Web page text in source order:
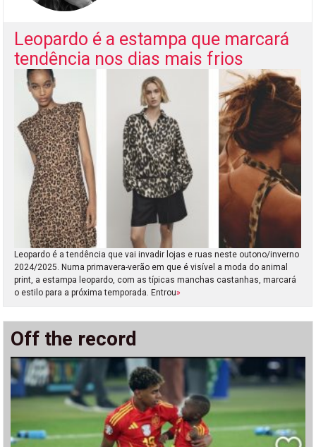
Leopardo é a estampa que marcará
tendência nos dias mais frios
Leopardo é a tendência que vai invadir lojas e ruas neste outono/inverno
2024/2025. Numa primavera-verão em que é visível a moda do animal
print, a estampa leopardo, com as típicas manchas castanhas, marcará
o estilo para a próxima temporada. Entrou»
Off the record